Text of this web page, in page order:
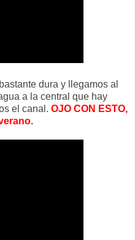
dura y llegamos al
a la central que hay
el canal. OJO CON ESTO,